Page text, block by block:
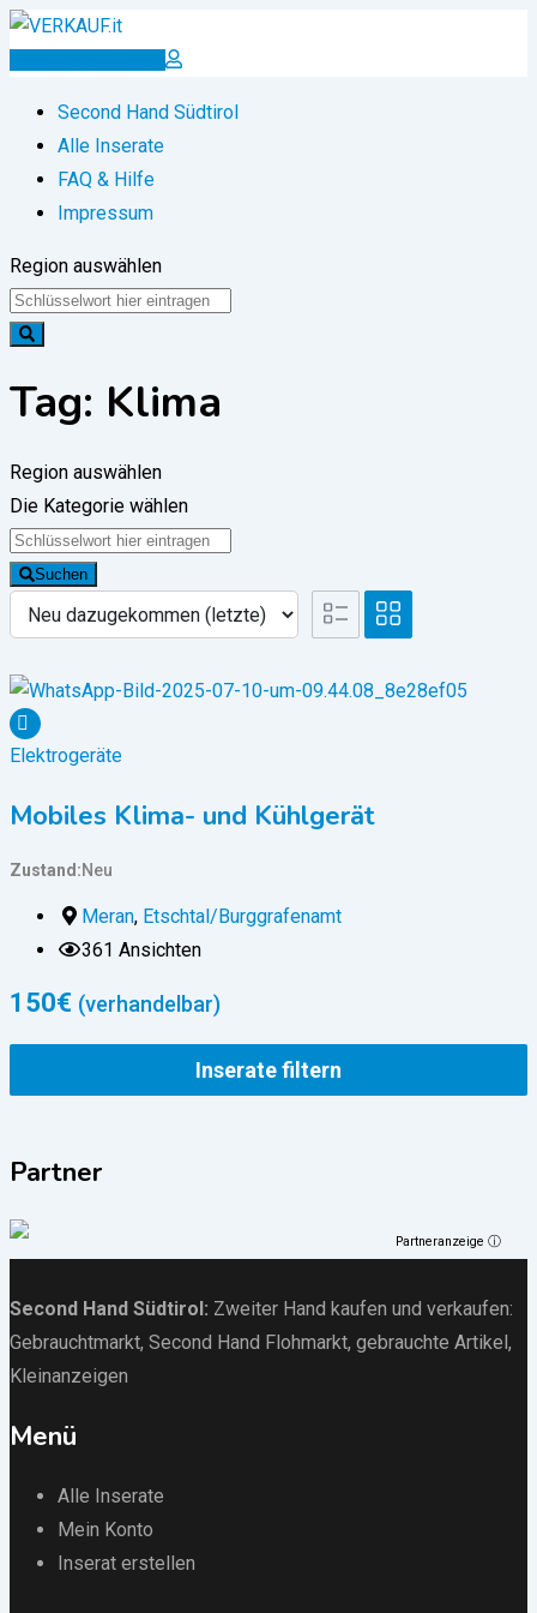
Zum
Inserat erstellen
Second Hand Südtirol
Alle Inserate
FAQ & Hilfe
Impressum
Region auswählen
Tag: Klima
Region auswählen
Die Kategorie wählen
Suchen
Elektrogeräte
Mobiles Klima- und Kühlgerät
Zustand Neu
Meran, Etschtal/Burggrafenamt
361 Ansichten
150€ (verhandelbar)
Inserate filtern
Partner
Partneranzeige ⓘ
Second Hand Südtirol : Zweiter Hand kaufen und verkaufen:
Gebrauchtmarkt, Second Hand Flohmarkt, gebrauchte Artikel ,
Kleinanzeigen
Menü
Alle Inserate
Mein Konto
Inserat erstellen